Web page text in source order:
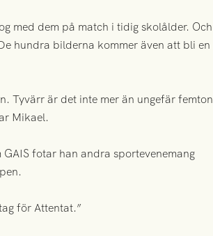
med dem på match i tidig skolålder. Och
hundra bilderna kommer även att bli en
Tyvärr är det inte mer än ungefär femton
Mikael.
fotar han andra sportevenemang
för Attentat.”